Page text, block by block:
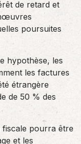
de retard et
poursuites
hypothèse, les
les factures
étrangère
de 50 % des
fiscale pourra être
et les